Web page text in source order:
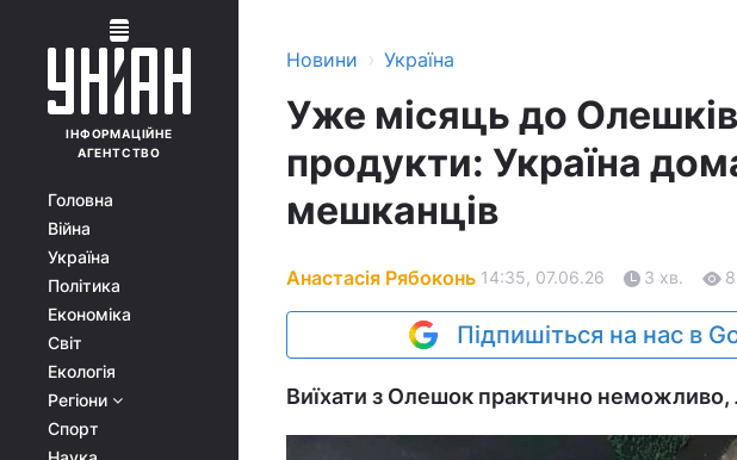
ІНФОРМАЦІЙНЕ
АГЕНТСТВО
Головна
Війна
Україна
Політика
Економіка
Світ
Екологія
Регіони
Спорт
Новини › Україна
Уже місяць до
продукти: Україна
мешканців
Анастасія Рябоконь 14:35, 07.06.26 3 хв.
Підпишіться на нас в
Виїхати з Олешок практично